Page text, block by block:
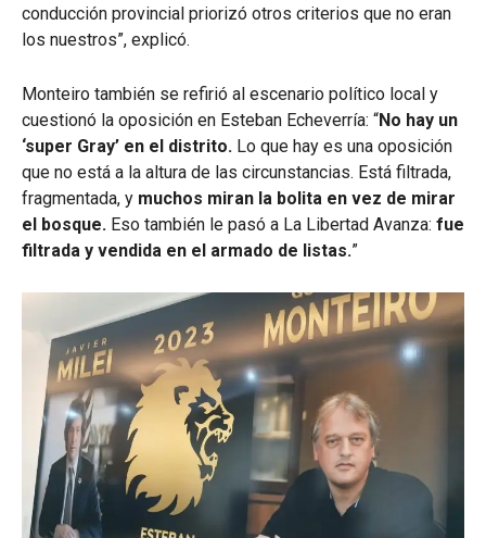
conducción provincial priorizó otros criterios que no eran
los nuestros”, explicó.
Monteiro también se refirió al escenario político local y
cuestionó la oposición en Esteban Echeverría: “No hay un
‘super Gray’ en el distrito. Lo que hay es una oposición
que no está a la altura de las circunstancias. Está filtrada,
fragmentada, y muchos miran la bolita en vez de mirar
el bosque. Eso también le pasó a La Libertad Avanza: fue
filtrada y vendida en el armado de listas.”